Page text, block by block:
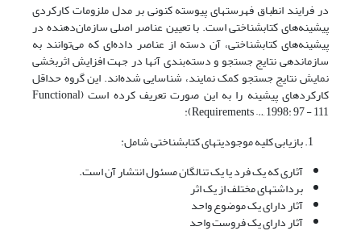
در فرایند انطباق فهرستهای پیوسته کنونی بر مدل ملزومات کارکردی
پیشینه‌های کتابشناختی است. با تعیین عناصر اصلی سازمان‌دهنده در
پیشینه‌های کتابشناختی، آن دسته از عناصر داده‌ای که می‌توانند به
سازماندهی نتایج جستجو و دسته‌بندی آنها در جهت افزایش اثربخشی
نمایش نتایج جستجو کمک نمایند، شناسایی شده‌اند. این گروه حداقل
کارکردهای پیشینه را به این صورت تعریف کرده است (Functional
Requirements …, 1998: 97 - 111):
بازیابی کلیه موجودیتهای کتابشناختی شامل:
آثاری که یک فرد یا یک تنالگان مسئول انتشار آن است.
برداشتهای مختلف از یک اثر
آثار دارای یک موضوع واحد
آثار دارای یک فروست واحد